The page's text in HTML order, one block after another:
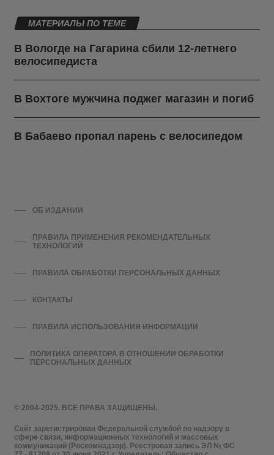
МАТЕРИАЛЫ ПО ТЕМЕ
В Вологде на Гагарина сбили 12-летнего
велосипедиста
В Вохтоге мужчина поджег магазин и погиб
В Бабаево пропал парень с велосипедом
© 2004-2025. ВСЕ ПРАВА ЗАЩИЩЕНЫ.
Сайт зарегистрирован Федеральной службой по надзору в
сфере связи, информационных технологий и массовых
коммуникаций (Роскомнадзор). Реестровая запись ЭЛ № ФС
ОБ ИЗДАНИИ
ПРАВИЛА ПРИМЕНЕНИЯ РЕКОМЕНДАТЕЛЬНЫХ
ТЕХНОЛОГИЙ
ПРАВИЛА ОБРАБОТКИ ПЕРСОНАЛЬНЫХ ДАННЫХ
КОНТАКТЫ
ПРАВИЛА ИСПОЛЬЗОВАНИЯ ИНФОРМАЦИИ
ПОЛИТИКА ОПЕРАТОРА В ОТНОШЕНИИ ОБРАБОТКИ
ПЕРСОНАЛЬНЫХ ДАННЫХ